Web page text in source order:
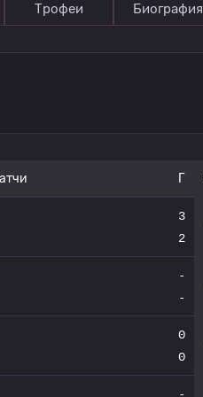
Трофеи Биография
Г
3
2
-
-
0
0
-